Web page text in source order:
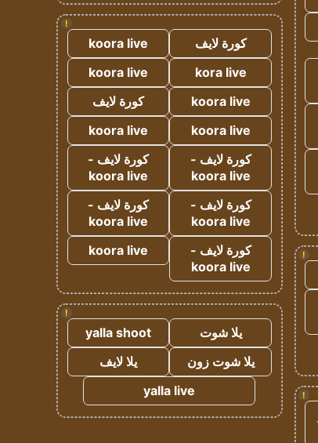
!
!
!
كورة لايف
koora live
kora live
koora live
koora live
كورة لايف
koora live
koora live
كورة لايف -
koora live
كورة لايف -
koora live
كورة لايف -
koora live
كورة لايف -
koora live
كورة لايف -
koora live
koora live
!
يلا شوت
yalla shoot
يلا شوت زون
يلا لايف
yalla live